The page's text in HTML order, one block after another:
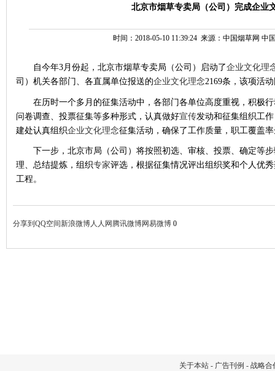
北京市烟草专卖局（公司）完成企业
时间：2018-05-10 11:39:24 来源：中国烟草网 中
自今年3月份起，北京市烟草专卖局（公司）启动了企业文化理
司）机关各部门、各直属单位报送的企业文化理念2169条，该项活
在历时一个多月的征集活动中，各部门各单位高度重视，积极
问卷调查、投票征集等多种形式，认真做好宣传发动和征集组织工
建处认真组织企业文化理念征集活动，确保了工作质量，职工覆盖
下一步，北京市局（公司）将按照初选、审核、投票、确定等
理、总结提炼，组织专家评选，根据征集情况评出组织奖和个人优
工程。
分享到 QQ空间新浪微博人人网 腾讯微博网易微博 0
关于本站 - 广告刊例 - 战略合